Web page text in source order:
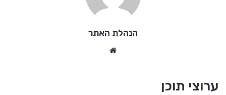
הנהלת האתר
ערוצי תוכן